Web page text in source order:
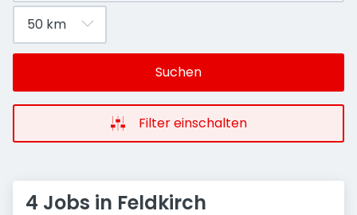
Suchen
Filter einschalten
4 Jobs in Feldkirch